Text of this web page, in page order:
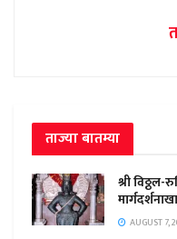
ताज्या बातम्या
श्री विठ्ठल-
AUGUST 7,